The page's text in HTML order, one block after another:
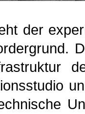
der